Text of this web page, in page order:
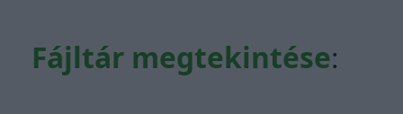
Fájltár megtekintése: